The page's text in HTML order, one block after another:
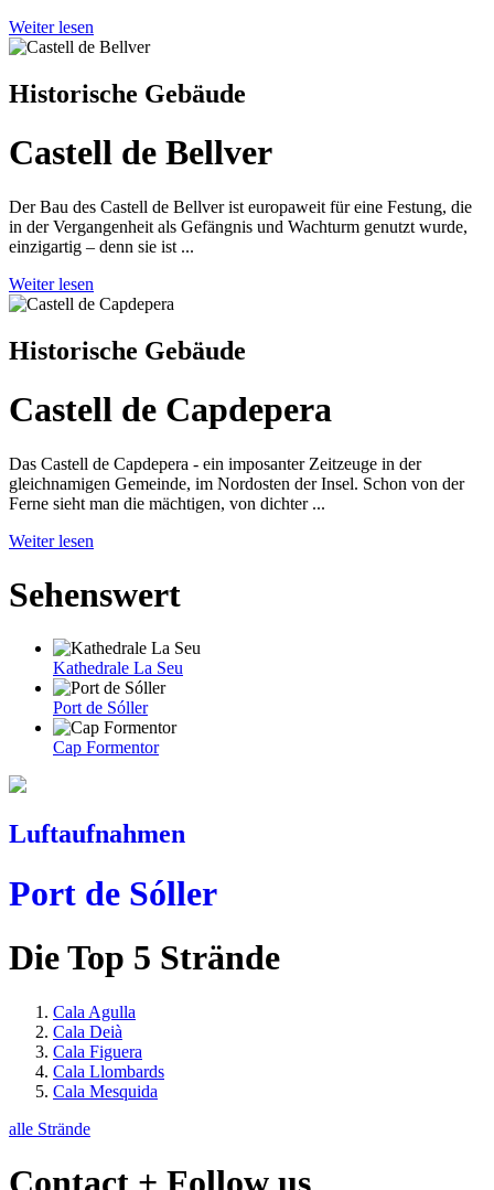
Weiter lesen
Historische Gebäude
Castell de Bellver
Der Bau des Castell de Bellver ist europaweit für eine Festung, die
in der Vergangenheit als Gefängnis und Wachturm genutzt wurde,
einzigartig – denn sie ist ...
Weiter lesen
Historische Gebäude
Castell de Capdepera
Das Castell de Capdepera - ein imposanter Zeitzeuge in der
gleichnamigen Gemeinde, im Nordosten der Insel. Schon von der
Ferne sieht man die mächtigen, von dichter ...
Weiter lesen
Sehenswert
Kathedrale La Seu
Port de Sóller
Cap Formentor
Luftaufnahmen
Port de Sóller
Die Top 5 Strände
Cala Agulla
Cala Deià
Cala Figuera
Cala Llombards
Cala Mesquida
alle Strände